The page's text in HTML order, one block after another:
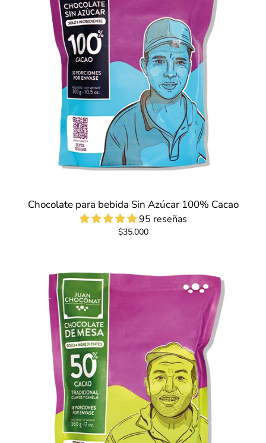
Chocolate para bebida Sin Azúcar 100% Cacao
95 reseñas
$35.000